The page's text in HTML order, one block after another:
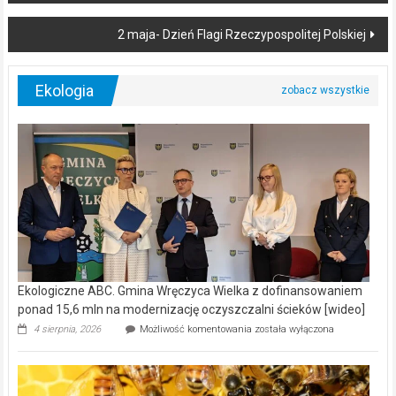
2 maja- Dzień Flagi Rzeczypospolitej Polskiej
Ekologia
Ekologiczne ABC. Gmina Wręczyca Wielka z dofinansowaniem
ponad 15,6 mln na modernizację oczyszczalni ścieków [wideo]
4 sierpnia, 2026 Możliwość komentowania Ekologiczne
Wręczyca
Wielka
została wyłączona